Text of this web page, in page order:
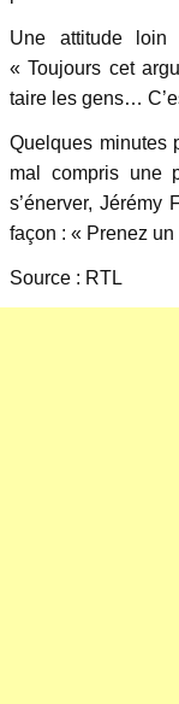
Une attitude loin
« Toujours cet
taire les gens…
Quelques minutes
mal compris une
s’énerver, Jérémy
façon : « Prenez
Source : RTL